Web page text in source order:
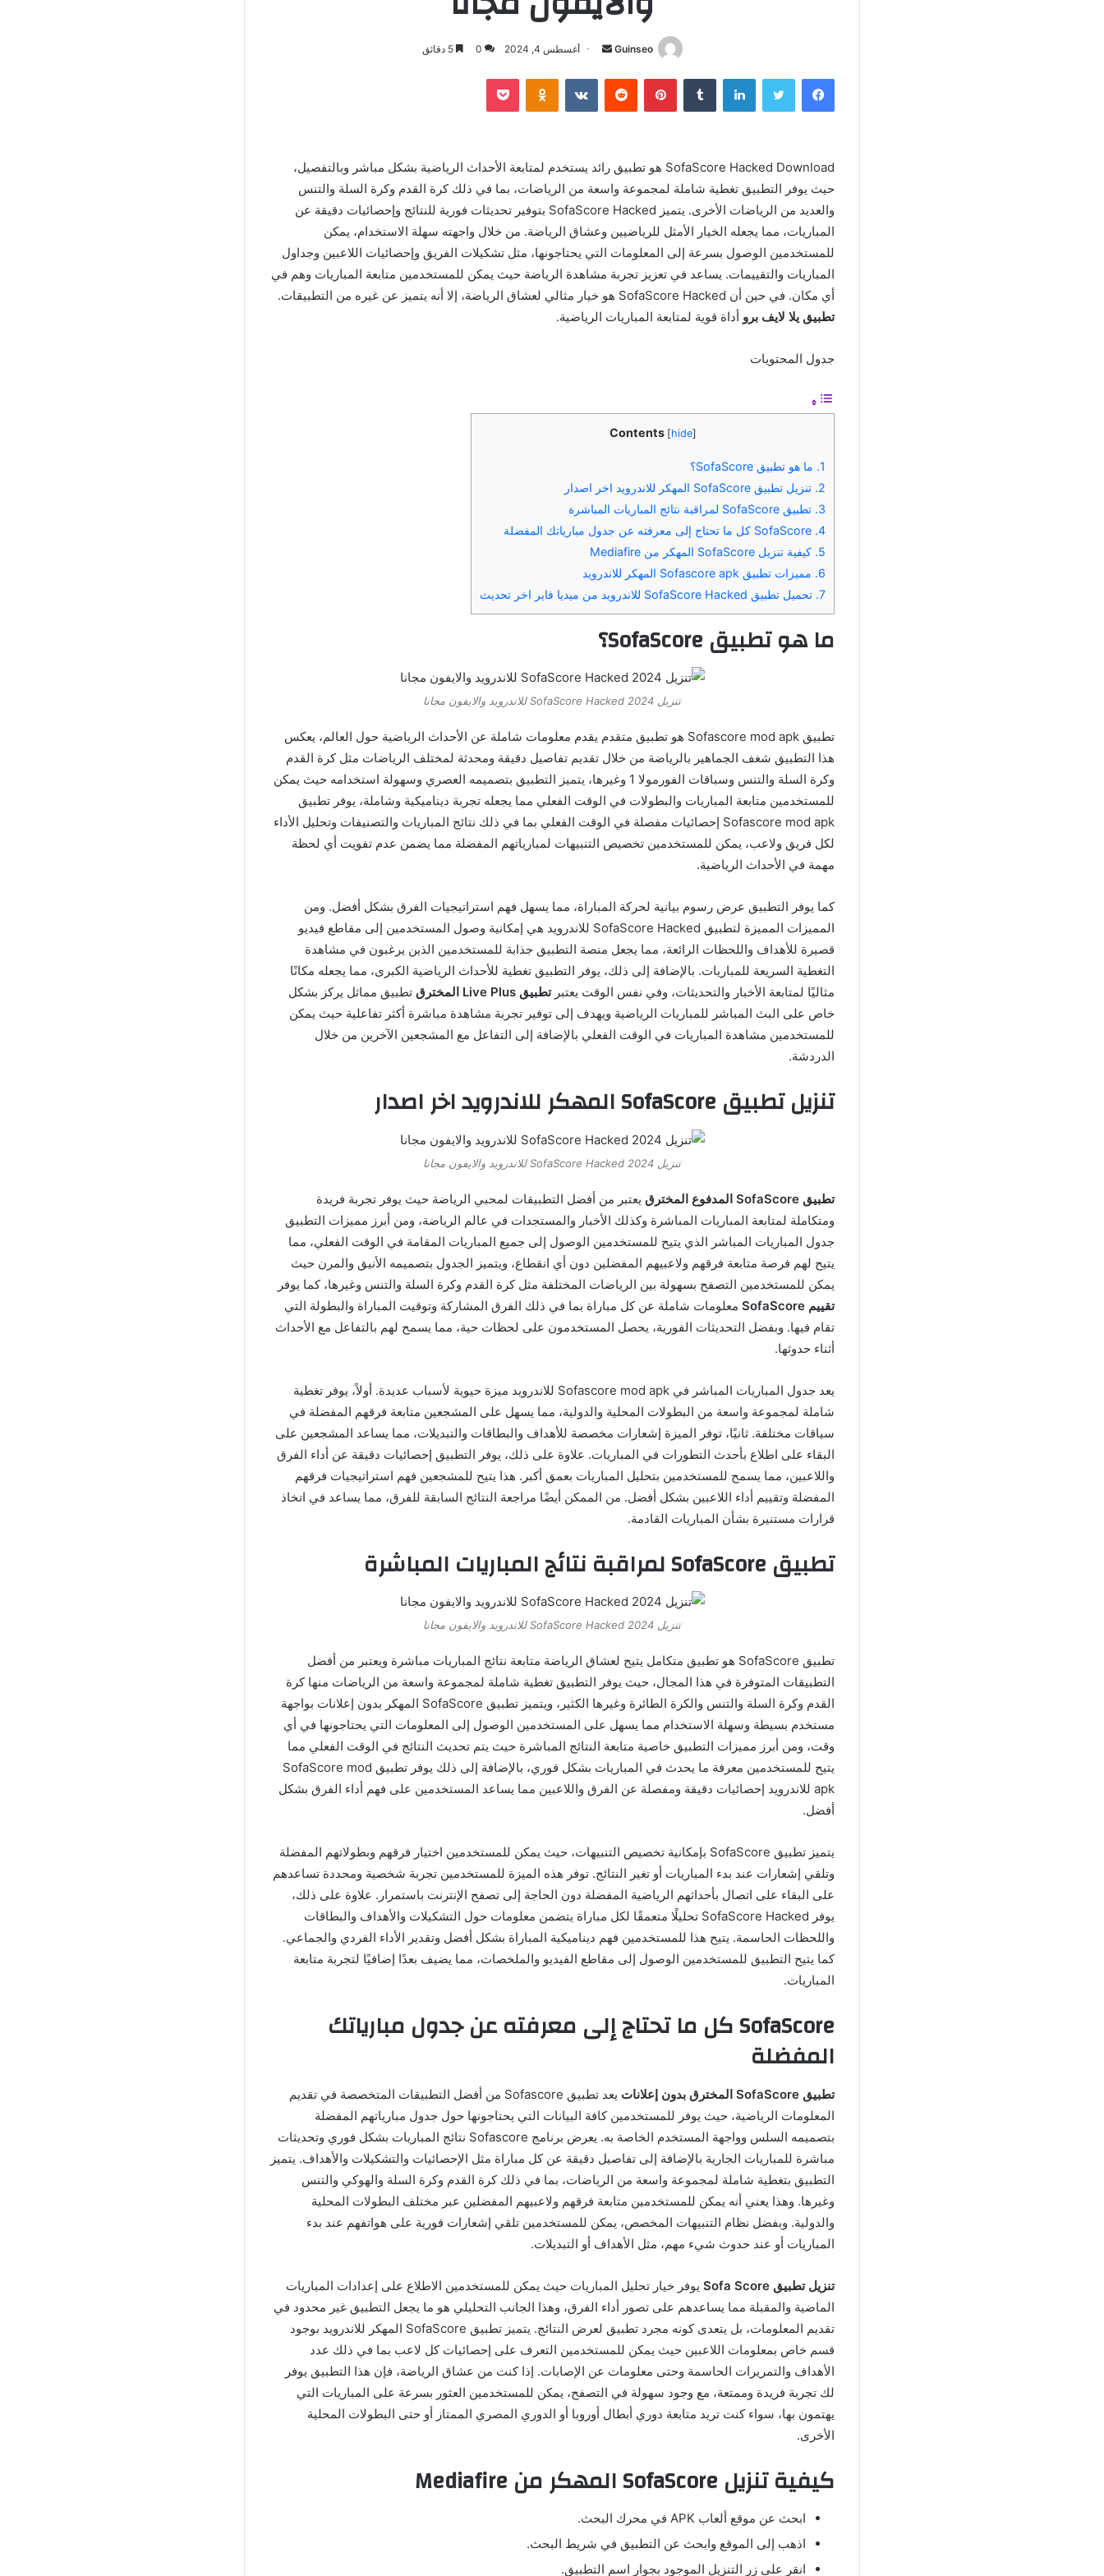
Guinseo
أرسلأغسطس 4, 2024 0 5 دقائق
فيسبوك تويتر لينكدإن بينتيريست Odnoklassniki
بوكيت
SofaScore Hacked Download هو تطبيق رائد يستخدم لمتابعة الأحداث الرياضية بشكل مباشر وبالتفصيل،
حيث يوفر التطبيق تغطية شاملة لمجموعة واسعة من الرياضات، بما في ذلك كرة القدم وكرة السلة والتنس
والعديد من الرياضات الأخرى. يتميز SofaScore Hacked بتوفير تحديثات فورية للنتائج وإحصائيات دقيقة عن
المباريات، مما يجعله الخيار الأمثل للرياضيين وعشاق الرياضة. من خلال واجهته سهلة الاستخدام، يمكن
للمستخدمين الوصول بسرعة إلى المعلومات التي يحتاجونها، مثل تشكيلات الفريق وإحصائيات اللاعبين وجداول
المباريات والتقييمات. يساعد في تعزيز تجربة مشاهدة الرياضة حيث يمكن للمستخدمين متابعة المباريات وهم في
أي مكان. في حين أن SofaScore Hacked هو خيار مثالي لعشاق الرياضة، إلا أنه يتميز عن غيره من التطبيقات.
تطبيق يلا لايف برو أداة قوية لمتابعة المباريات الرياضية.
جدول المحتويات
Contents [hide]
1. ما هو تطبيق SofaScore؟
2. تنزيل تطبيق SofaScore المهكر للاندرويد اخر اصدار
3. تطبيق SofaScore لمراقبة نتائج المباريات المباشرة
4.
5. كيفية تنزيل SofaScore المهكر من Mediafire
6. مميزات تطبيق Sofascore apk المهكر للاندرويد
7. تحميل تطبيق SofaScore Hacked للاندرويد من ميديا ​​فاير اخر تحديث
ما هو تطبيق SofaScore؟
تنزيل SofaScore Hacked 2024 للاندرويد والايفون مجانا
تطبيق Sofascore mod apk هو تطبيق متقدم يقدم معلومات شاملة عن الأحداث الرياضية حول العالم، يعكس
هذا التطبيق شغف الجماهير بالرياضة من خلال تقديم تفاصيل دقيقة ومحدثة لمختلف الرياضات مثل كرة القدم
وكرة السلة والتنس وسباقات الفورمولا 1 وغيرها، يتميز التطبيق بتصميمه العصري وسهولة استخدامه حيث يمكن
للمستخدمين متابعة المباريات والبطولات في الوقت الفعلي مما يجعله تجربة ديناميكية وشاملة، يوفر تطبيق
Sofascore mod apk إحصائيات مفصلة في الوقت الفعلي بما في ذلك نتائج المباريات والتصنيفات وتحليل الأداء
لكل فريق ولاعب، يمكن للمستخدمين تخصيص التنبيهات لمبارياتهم المفضلة مما يضمن عدم تفويت أي لحظة
مهمة في الأحداث الرياضية.
كما يوفر التطبيق عرض رسوم بيانية لحركة المباراة، مما يسهل فهم استراتيجيات الفرق بشكل أفضل. ومن
المميزات المميزة لتطبيق SofaScore Hacked للاندرويد هي إمكانية وصول المستخدمين إلى مقاطع فيديو
قصيرة للأهداف واللحظات الرائعة، مما يجعل منصة التطبيق جذابة للمستخدمين الذين يرغبون في مشاهدة
التغطية السريعة للمباريات. بالإضافة إلى ذلك، يوفر التطبيق تغطية للأحداث الرياضية الكبرى، مما يجعله مكانًا
مثاليًا لمتابعة الأخبار والتحديثات، وفي نفس الوقت يعتبرتطبيق Live Plus المخترق
تطبيق مماثل يركز بشكل
خاص على البث المباشر للمباريات الرياضية ويهدف إلى توفير تجربة مشاهدة مباشرة أكثر تفاعلية حيث يمكن
للمستخدمين مشاهدة المباريات في الوقت الفعلي بالإضافة إلى التفاعل مع المشجعين الآخرين من خلال
الدردشة.
تنزيل تطبيق SofaScore المهكر للاندرويد اخر اصدار
تنزيل SofaScore Hacked 2024 للاندرويد والايفون مجانا
تطبيق SofaScore المدفوع المخترق
يعتبر من أفضل التطبيقات لمحبي الرياضة حيث يوفر تجربة فريدة
ومتكاملة لمتابعة المباريات المباشرة وكذلك الأخبار والمستجدات في عالم الرياضة، ومن أبرز مميزات التطبيق
جدول المباريات المباشر الذي يتيح للمستخدمين الوصول إلى جميع المباريات المقامة في الوقت الفعلي، مما
يتيح لهم فرصة متابعة فرقهم ولاعبيهم المفضلين دون أي انقطاع، ويتميز الجدول بتصميمه الأنيق والمرن حيث
يمكن للمستخدمين التصفح بسهولة بين الرياضات المختلفة مثل كرة القدم وكرة السلة والتنس وغيرها، كما يوفر
تقييم SofaScore
معلومات شاملة عن كل مباراة بما في ذلك الفرق المشاركة وتوقيت المباراة والبطولة التي
تقام فيها. وبفضل التحديثات الفورية، يحصل المستخدمون على لحظات حية، مما يسمح لهم بالتفاعل مع الأحداث
أثناء حدوثها.
يعد جدول المباريات المباشر في Sofascore mod apk للاندرويد ميزة حيوية لأسباب عديدة. أولاً، يوفر تغطية
شاملة لمجموعة واسعة من البطولات المحلية والدولية، مما يسهل على المشجعين متابعة فرقهم المفضلة في
سياقات مختلفة. ثانيًا، توفر الميزة إشعارات مخصصة للأهداف والبطاقات والتبديلات، مما يساعد المشجعين على
البقاء على اطلاع بأحدث التطورات في المباريات. علاوة على ذلك، يوفر التطبيق إحصائيات دقيقة عن أداء الفرق
واللاعبين، مما يسمح للمستخدمين بتحليل المباريات بعمق أكبر. هذا يتيح للمشجعين فهم استراتيجيات فرقهم
المفضلة وتقييم أداء اللاعبين بشكل أفضل. من الممكن أيضًا مراجعة النتائج السابقة للفرق، مما يساعد في اتخاذ
قرارات مستنيرة بشأن المباريات القادمة.
تطبيق SofaScore لمراقبة نتائج المباريات المباشرة
تنزيل SofaScore Hacked 2024 للاندرويد والايفون مجانا
تطبيق SofaScore هو تطبيق متكامل يتيح لعشاق الرياضة متابعة نتائج المباريات مباشرة ويعتبر من أفضل
التطبيقات المتوفرة في هذا المجال، حيث يوفر التطبيق تغطية شاملة لمجموعة واسعة من الرياضات منها كرة
القدم وكرة السلة والتنس والكرة الطائرة وغيرها الكثير، ويتميز تطبيق SofaScore المهكر بدون إعلانات بواجهة
مستخدم بسيطة وسهلة الاستخدام مما يسهل على المستخدمين الوصول إلى المعلومات التي يحتاجونها في أي
وقت، ومن أبرز مميزات التطبيق خاصية متابعة النتائج المباشرة حيث يتم تحديث النتائج في الوقت الفعلي مما
يتيح للمستخدمين معرفة ما يحدث في المباريات بشكل فوري، بالإضافة إلى ذلك يوفر تطبيق SofaScore mod
apk للاندرويد إحصائيات دقيقة ومفصلة عن الفرق واللاعبين مما يساعد المستخدمين على فهم أداء الفرق بشكل
أفضل.
يتميز تطبيق SofaScore بإمكانية تخصيص التنبيهات، حيث يمكن للمستخدمين اختيار فرقهم وبطولاتهم المفضلة
وتلقي إشعارات عند بدء المباريات أو تغير النتائج. توفر هذه الميزة للمستخدمين تجربة شخصية ومحددة تساعدهم
على البقاء على اتصال بأحداثهم الرياضية المفضلة دون الحاجة إلى تصفح الإنترنت باستمرار. علاوة على ذلك،
يوفر SofaScore Hacked تحليلًا متعمقًا لكل مباراة يتضمن معلومات حول التشكيلات والأهداف والبطاقات
واللحظات الحاسمة. يتيح هذا للمستخدمين فهم ديناميكية المباراة بشكل أفضل وتقدير الأداء الفردي والجماعي.
كما يتيح التطبيق للمستخدمين الوصول إلى مقاطع الفيديو والملخصات، مما يضيف بعدًا إضافيًا لتجربة متابعة
المباريات.
SofaScore كل ما تحتاج إلى معرفته عن جدول مبارياتك
المفضلة
تطبيق SofaScore المخترق بدون إعلانات
يعد تطبيق Sofascore من أفضل التطبيقات المتخصصة في تقديم
المعلومات الرياضية، حيث يوفر للمستخدمين كافة البيانات التي يحتاجونها حول جدول مبارياتهم المفضلة
بتصميمه السلس وواجهة المستخدم الخاصة به. يعرض برنامج Sofascore نتائج المباريات بشكل فوري وتحديثات
مباشرة للمباريات الجارية بالإضافة إلى تفاصيل دقيقة عن كل مباراة مثل الإحصائيات والتشكيلات والأهداف. يتميز
التطبيق بتغطية شاملة لمجموعة واسعة من الرياضات، بما في ذلك كرة القدم وكرة السلة والهوكي والتنس
وغيرها. وهذا يعني أنه يمكن للمستخدمين متابعة فرقهم ولاعبيهم المفضلين عبر مختلف البطولات المحلية
والدولية. وبفضل نظام التنبيهات المخصص، يمكن للمستخدمين تلقي إشعارات فورية على هواتفهم عند بدء
المباريات أو عند حدوث شيء مهم، مثل الأهداف أو التبديلات.
تنزيل تطبيق Sofa Score
يوفر خيار تحليل المباريات حيث يمكن للمستخدمين الاطلاع على إعدادات المباريات
الماضية والمقبلة مما يساعدهم على تصور أداء الفرق، وهذا الجانب التحليلي هو ما يجعل التطبيق غير محدود في
تقديم المعلومات، بل يتعدى كونه مجرد تطبيق لعرض النتائج. يتميز تطبيق SofaScore المهكر للاندرويد بوجود
قسم خاص بمعلومات اللاعبين حيث يمكن للمستخدمين التعرف على إحصائيات كل لاعب بما في ذلك عدد
الأهداف والتمريرات الحاسمة وحتى معلومات عن الإصابات. إذا كنت من عشاق الرياضة، فإن هذا التطبيق يوفر
لك تجربة فريدة وممتعة، مع وجود سهولة في التصفح، يمكن للمستخدمين العثور بسرعة على المباريات التي
يهتمون بها، سواء كنت تريد متابعة دوري أبطال أوروبا أو الدوري المصري الممتاز أو حتى البطولات المحلية
الأخرى.
كيفية تنزيل SofaScore المهكر من Mediafire
ابحث عن موقع ألعاب APK في محرك البحث.
اذهب إلى الموقع وابحث عن التطبيق في شريط البحث.
انقر على زر التنزيل الموجود بجوار اسم التطبيق.